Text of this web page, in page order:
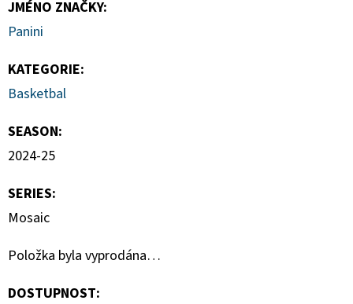
JMÉNO ZNAČKY:
Panini
KATEGORIE:
Basketbal
SEASON:
2024-25
SERIES:
Mosaic
Položka byla vyprodána…
DOSTUPNOST: